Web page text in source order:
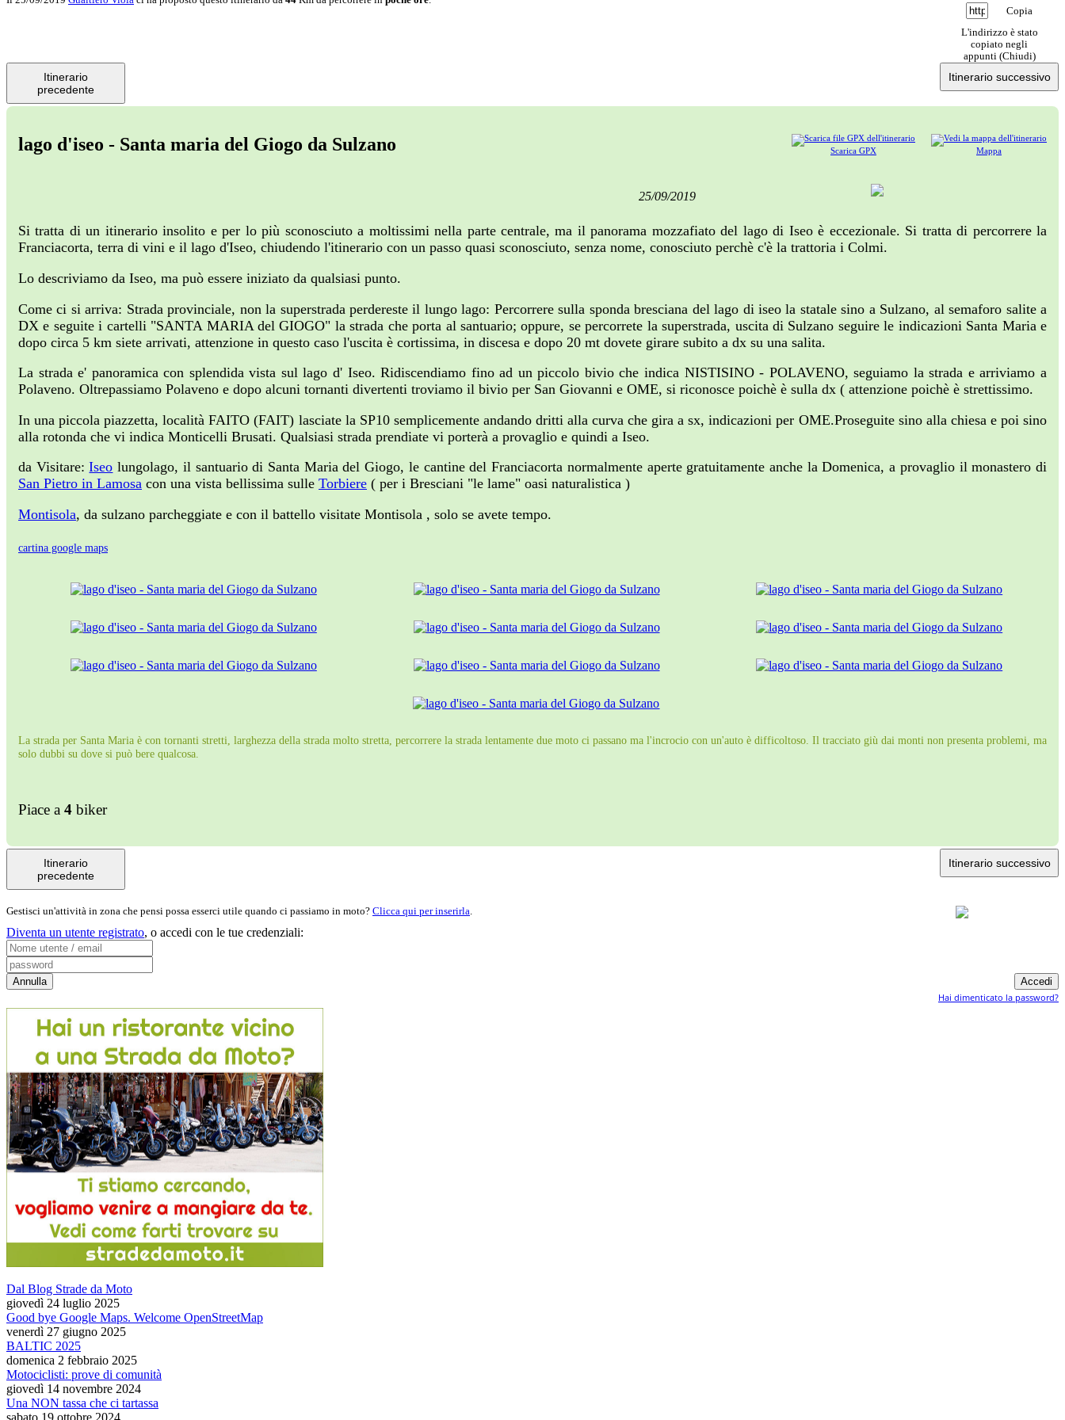
Copia
L'indirizzo è stato
copiato negli
appunti (Chiudi)
Itinerario
precedente
Itinerario successivo
Mappa
Scarica GPX
lago d'iseo - Santa maria del Giogo da Sulzano
25/09/2019
Si tratta di un itinerario insolito e per lo più sconosciuto a moltissimi nella parte centrale, ma il panorama mozzafiato del lago di Iseo è eccezionale. Si tratta di percorrere la
Franciacorta, terra di vini e il lago d'Iseo, chiudendo l'itinerario con un passo quasi sconosciuto, senza nome, conosciuto perchè c'è la trattoria i Colmi.
Lo descriviamo da Iseo, ma può essere iniziato da qualsiasi punto.
Come ci si arriva: Strada provinciale, non la superstrada perdereste il lungo lago: Percorrere sulla sponda bresciana del lago di iseo la statale sino a Sulzano, al semaforo salite a
DX e seguite i cartelli "SANTA MARIA del GIOGO" la strada che porta al santuario; oppure, se percorrete la superstrada, uscita di Sulzano seguire le indicazioni Santa Maria e
dopo circa 5 km siete arrivati, attenzione in questo caso l'uscita è cortissima, in discesa e dopo 20 mt dovete girare subito a dx su una salita.
La strada e' panoramica con splendida vista sul lago d' Iseo. Ridiscendiamo fino ad un piccolo bivio che indica NISTISINO - POLAVENO, seguiamo la strada e arriviamo a
Polaveno. Oltrepassiamo Polaveno e dopo alcuni tornanti divertenti troviamo il bivio per San Giovanni e OME, si riconosce poichè è sulla dx ( attenzione poichè è strettissimo.
In una piccola piazzetta, località FAITO (FAIT) lasciate la SP10 semplicemente andando dritti alla curva che gira a sx, indicazioni per OME.Proseguite sino alla chiesa e poi sino
alla rotonda che vi indica Monticelli Brusati. Qualsiasi strada prendiate vi porterà a provaglio e quindi a Iseo.
da Visitare:Iseo lungolago, il santuario di Santa Maria del Giogo, le cantine del Franciacorta normalmente aperte gratuitamente anche la Domenica, a provaglio il monastero di
San Pietro in Lamosa con una vista bellissima sulle Torbiere ( per i Bresciani "le lame" oasi naturalistica )
Montisola, da sulzano parcheggiate e con il battello visitate Montisola , solo se avete tempo.
cartina google maps
La strada per Santa Maria è con tornanti stretti, larghezza della strada molto stretta, percorrere la strada lentamente due moto ci passano ma l'incrocio con un'auto è difficoltoso. Il tracciato giù dai monti non presenta problemi, ma
solo dubbi su dove si può bere qualcosa.
Piace a 4 biker
Itinerario
precedente
Itinerario successivo
Gestisci un'attività in zona che pensi possa esserci utile quando ci passiamo in moto? Clicca qui per inserirla.
Diventa un utente registrato, o accedi con le tue credenziali:
Hai dimenticato la password?
Dal Blog Strade da Moto
giovedì 24 luglio 2025
Good bye Google Maps. Welcome OpenStreetMap
venerdì 27 giugno 2025
BALTIC 2025
domenica 2 febbraio 2025
Motociclisti: prove di comunità
giovedì 14 novembre 2024
Una NON tassa che ci tartassa